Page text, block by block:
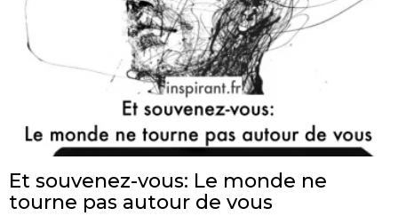
Et souvenez-vous: Le monde ne
tourne pas autour de vous